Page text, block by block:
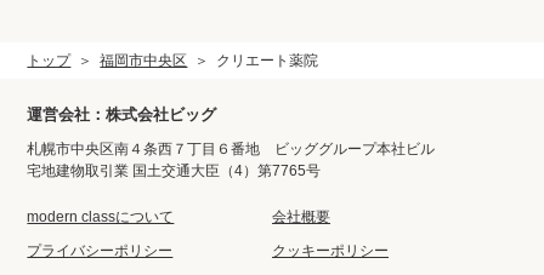
トップ 福岡市中央区 クリエート薬院
運営会社：株式会社ビッグ
札幌市中央区南４条西７丁目６番地 ビッググループ本社ビル
宅地建物取引業 国土交通大臣（4）第7765号
modern classについて
会社概要
プライバシーポリシー
クッキーポリシー